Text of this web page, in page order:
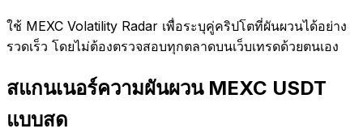
ใช้ MEXC Volatility Radar เพื่อระบุคู่คริปโตที่ผันผวนได้อย่าง
รวดเร็ว โดยไม่ต้องตรวจสอบทุกตลาดบนเว็บเทรดด้วยตนเอง
สแกนเนอร์ความผันผวน MEXC USDT
แบบสด